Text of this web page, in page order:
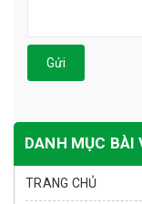
Gửi
DANH MỤC BÀI
TRANG CHỦ